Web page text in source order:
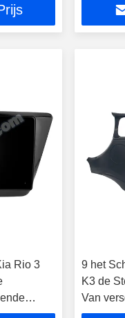
Rio 3
9 het
K3 de
Van
CarPlay